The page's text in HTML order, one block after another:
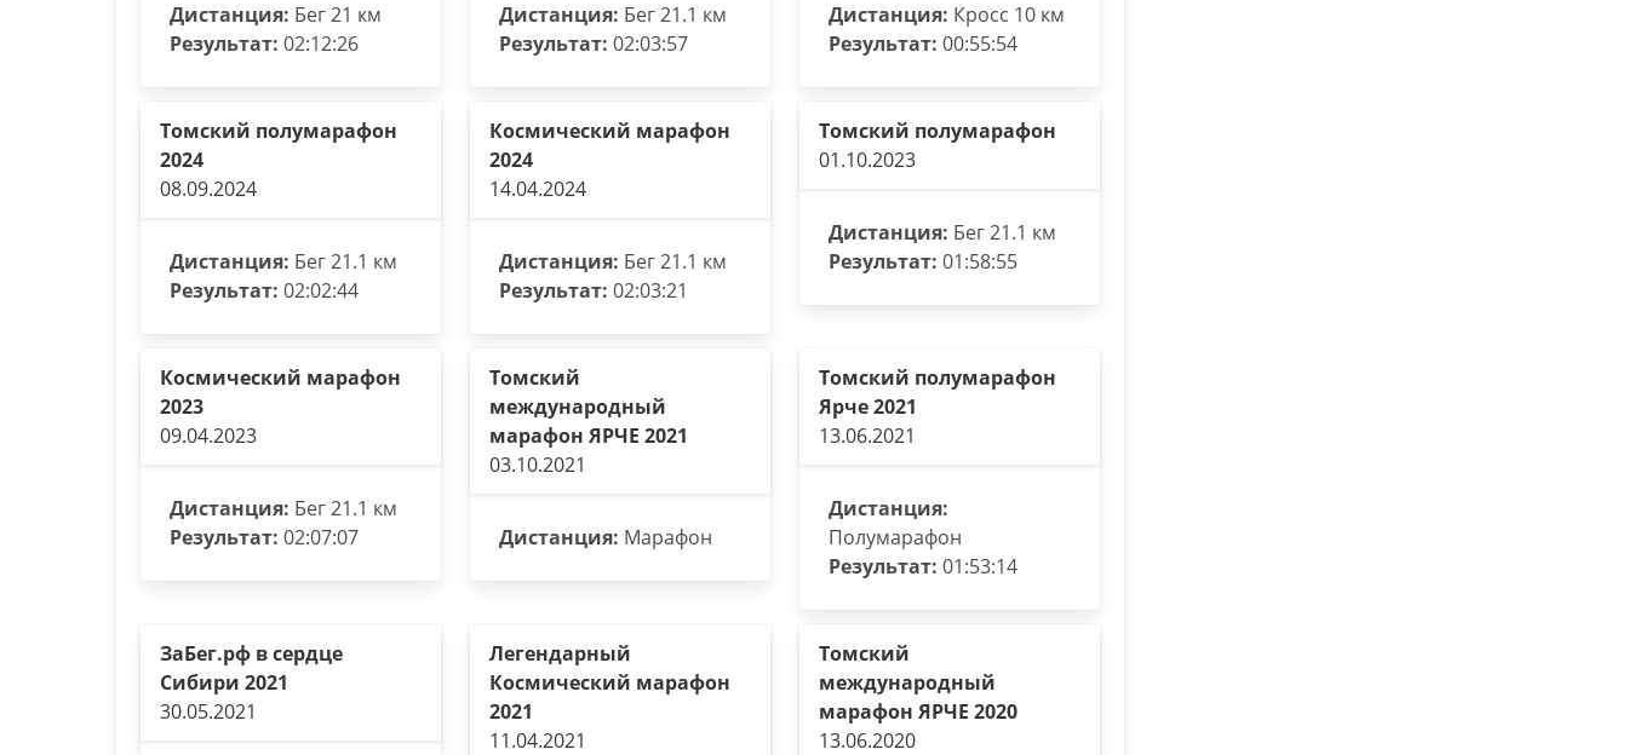
Дистанция: Бег 21 км
Результат: 02:12:26
Дистанция: Бег 21.1 км
Результат: 02:03:57
Дистанция: Кросс 10 км
Результат: 00:55:54
Томский полумарафон
2024
08.09.2024
Дистанция: Бег 21.1 км
Результат: 02:02:44
Космический марафон
2024
14.04.2024
Дистанция: Бег 21.1 км
Результат: 02:03:21
Томский полумарафон
01.10.2023
Дистанция: Бег 21.1 км
Результат: 01:58:55
Космический марафон
2023
09.04.2023
Дистанция: Бег 21.1 км
Результат: 02:07:07
Томский
международный
марафон ЯРЧЕ 2021
03.10.2021
Дистанция: Марафон
Томский полумарафон
Ярче 2021
13.06.2021
Дистанция:
Полумарафон
Результат: 01:53:14
ЗаБег.рф в сердце
Сибири 2021
30.05.2021
Легендарный
Космический марафон
2021
11.04.2021
Томский
международный
марафон ЯРЧЕ 2020
13.06.2020